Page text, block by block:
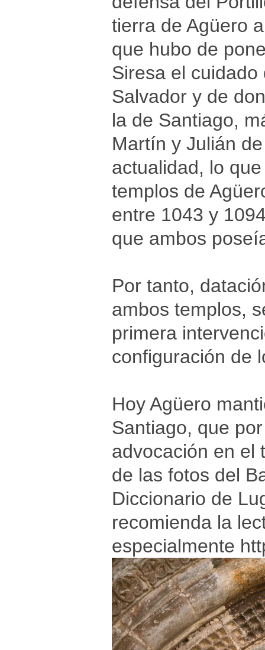
tierra de Agüero
que hubo de
Siresa el
Salvador y de
la de Santiago,
Martín y Julián
actualidad, lo
templos de
entre 1043 y
que ambos
Por tanto,
ambos templos,
primera
configuración de
Hoy Agüero
Santiago, que
advocación en el
de las fotos del
Diccionario de
recomienda la
especialmente